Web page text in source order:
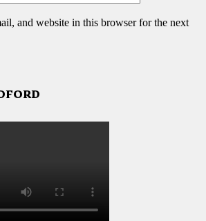
and website in this browser for the next